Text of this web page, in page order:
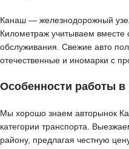
Канаш — железнодорожный
Километраж учитываем вместе
обслуживания. Свежие авто
отечественные и иномарки с
Особенности работы в
Мы хорошо знаем авторынок
категории транспорта.
району, предлагая честную